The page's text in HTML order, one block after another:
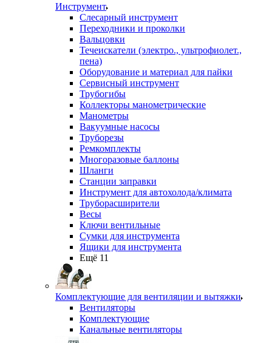
Инструмент
Слесарный инструмент
Переходники и проколки
Вальцовки
Течеискатели (электро., ультрофиолет.,
пена)
Оборудование и материал для пайки
Сервисный инструмент
Трубогибы
Коллекторы манометрические
Манометры
Вакуумные насосы
Труборезы
Ремкомплекты
Многоразовые баллоны
Шланги
Станции заправки
Инструмент для автохолода/климата
Труборасширители
Весы
Ключи вентильные
Сумки для инструмента
Ящики для инструмента
Ещё 11
Комплектующие для вентиляции и вытяжки
Вентиляторы
Комплектующие
Канальные вентиляторы